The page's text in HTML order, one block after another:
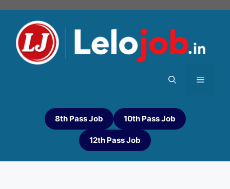
8th Pass Job 10th Pass Job
12th Pass Job